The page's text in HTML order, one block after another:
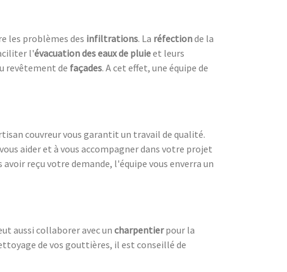
les problèmes des infiltrations. La réfectionde la
l'évacuation des eaux de pluieet leurs
revêtement de façades. A cet effet, une équipe de
couvreur vous garantit un travail de qualité.
aider et à vous accompagner dans votre projet
reçu votre demande, l'équipe vous enverra un
aussi collaborer avec un charpentierpour la
de vos gouttières, il est conseillé de